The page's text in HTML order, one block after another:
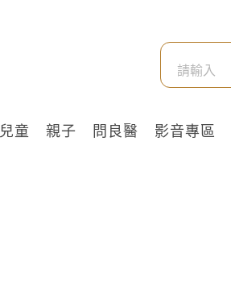
兒童 親子 問良醫 影音專區